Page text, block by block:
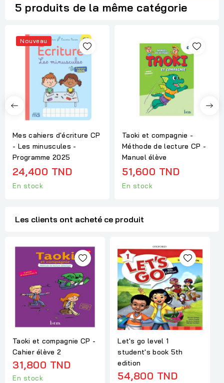
5 produits de la même catégorie
Nouveau
Mes cahiers d'écriture CP
- Les minuscules -
Programme 2025
24,400 TND
En stock
Taoki et compagnie -
Méthode de lecture CP -
Manuel élève
51,600 TND
En stock
Les clients ont acheté ce produit
Taoki et compagnie CP -
Cahier élève 2
31,800 TND
En stock
Let's go level 1
student's book 5th
edition
54,800 TND